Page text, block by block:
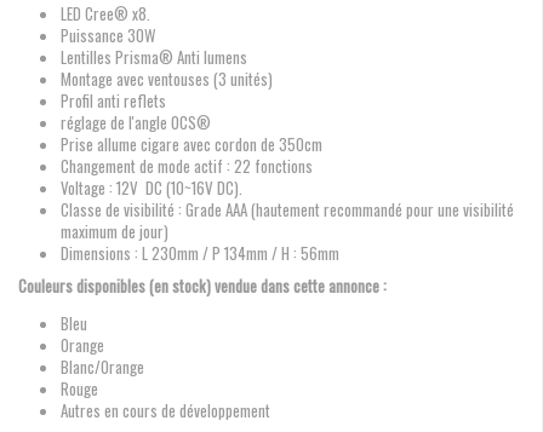
LED Cree® x8.
Puissance 30W
Lentilles Prisma® Anti lumens
Montage avec ventouses (3 unités)
Profil anti reflets
réglage de l'angle OCS®
Prise allume cigare avec cordon de 350cm
Changement de mode actif : 22 fonctions
Voltage : 12V DC (10~16V DC).
Classe de visibilité : Grade AAA (hautement recommandé pour une visibilité
maximum de jour)
Dimensions : L 230mm / P 134mm / H : 56mm
Couleurs disponibles (en stock) vendue dans cette annonce :
Bleu
Orange
Blanc/Orange
Rouge
Autres en cours de développement